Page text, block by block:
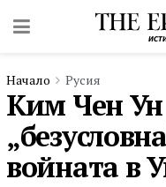
Начало Русия
Ким Чен
войната в